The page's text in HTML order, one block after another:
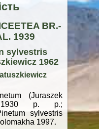
BR.-
1939
sylvestris
1962
(Juraszek
1930 p. p.;
sylvestris
1997.